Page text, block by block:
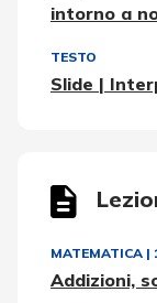
intorno a
TESTO
Slide |
MATEMATICA |
Addizioni,